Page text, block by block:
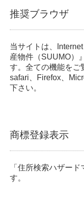
推奨ブラウザ
当サイトは、
産物件（SUUMO）
す。全ての機能をご
safari、Firefox、
下さい。
商標登録表示
「住所検索ハザー
す。